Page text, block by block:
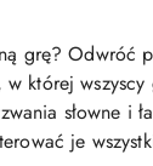
grę? Odwróć
której wszyscy
słowne i
je